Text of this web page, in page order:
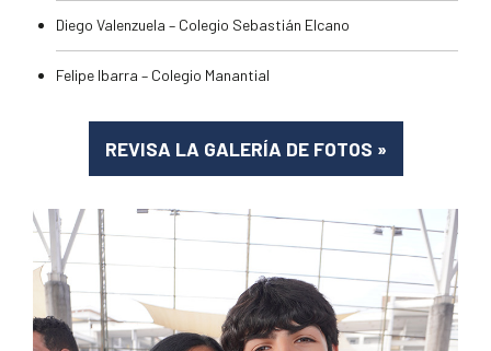
Diego Valenzuela – Colegio Sebastián Elcano
Felipe Ibarra – Colegio Manantial
REVISA LA GALERÍA DE FOTOS »